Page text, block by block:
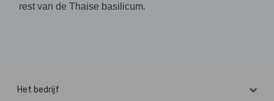
rest van de Thaise basilicum.
Het bedrijf